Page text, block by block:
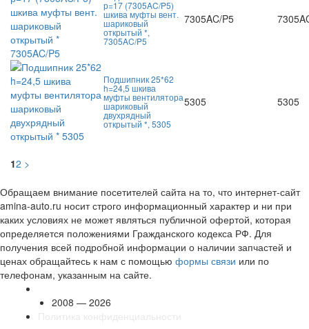
р=17 (7305AC/P5)
шкива муфты вент.
шариковый
открытый *,
7305AC/P5
7305AC/P5
Подшипник 25*62
h=24,5 шкива
муфты вентилятора
шариковый
двухрядный
открытый *, 5305
5305 5305
12 >
Обращаем внимание посетителей сайта на то, что интернет-сайт
amina-auto.ru носит строго информационный характер и ни при
каких условиях не может являться публичной офертой, которая
определяется положениями Гражданского кодекса РФ. Для
получения всей подробной информации о наличии запчастей и
ценах обращайтесь к нам с помощью формы связи или по
телефонам, указанным на сайте.
2008 — 2026